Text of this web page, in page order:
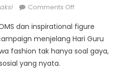
Comments Offon
Gaya
Hidup,
Fashion,
dan inspirational figure
menjelang Hari Guru
fashion tak hanya soal gaya,
yang nyata.